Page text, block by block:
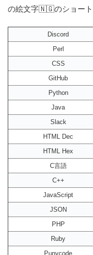
の絵文字🇳🇬のショート
Discord
Perl
CSS
GitHub
Python
Java
Slack
HTML Dec
HTML Hex
C言語
C++
JavaScript
JSON
PHP
Ruby
Punycode